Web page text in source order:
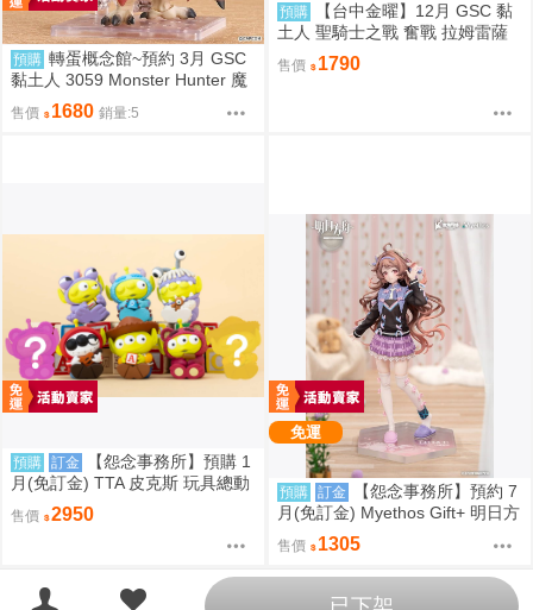
預購 轉蛋概念館~預約 3月 GSC
黏土人 3059 Monster Hunter 魔
物獵人 火龍 雄火龍 超商付款免
訂金
售價 1680 銷量:5
預購
【台中金曜】12月 GSC 黏
土人 聖騎士之戰 奮戰 拉姆雷薩
爾=瓦倫泰 再版 0904
售價 1790
預購 訂金
【怨念事務所】預購 1
月(免訂金) TTA 皮克斯 玩具總動
員 三眼怪 PERIHAPI! 靠肩小公仔
集 中盒 0829
售價 2950
免運
預購 訂金
【怨念事務所】預約 7
月(免訂金) Myethos Gift+ 明日方
舟 純燼艾雅法拉 後來的故事Ver
1/8 1011
售價 1305